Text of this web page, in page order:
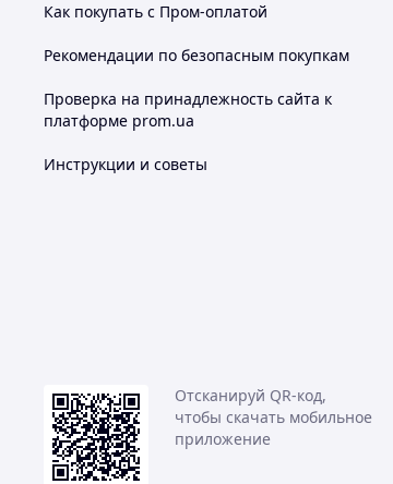
Как покупать с Пром-оплатой
Рекомендации по безопасным покупкам
Проверка на принадлежность сайта к
платформе prom.ua
Инструкции и советы
Отсканируй QR-код,
чтобы скачать мобильное
приложение